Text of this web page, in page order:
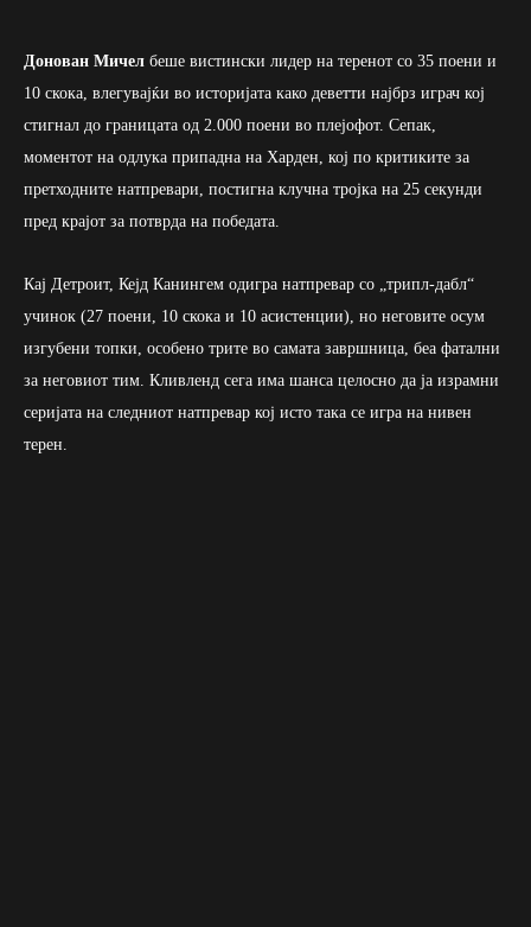
Донован Мичел беше вистински лидер на теренот со 35 поени и
10 скока, влегувајќи во историјата како деветти најбрз играч кој
стигнал до границата од 2.000 поени во плејофот. Сепак,
моментот на одлука припадна на Харден, кој по критиките за
претходните натпревари, постигна клучна тројка на 25 секунди
пред крајот за потврда на победата.
Кај Детроит, Кејд Канингем одигра натпревар со „трипл-дабл“
учинок (27 поени, 10 скока и 10 асистенции), но неговите осум
изгубени топки, особено трите во самата завршница, беа фатални
за неговиот тим. Кливленд сега има шанса целосно да ја израмни
серијата на следниот натпревар кој исто така се игра на нивен
терен.